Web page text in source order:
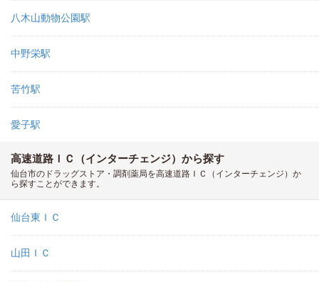
八木山動物公園駅
中野栄駅
苦竹駅
愛子駅
高速道路ＩＣ（インターチェンジ）から探す
仙台市のドラッグストア・調剤薬局を高速道路ＩＣ（インターチェンジ）か
ら探すことができます。
仙台東ＩＣ
山田ＩＣ